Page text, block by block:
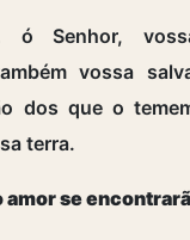
ó Senhor,
vossa
dos que o
terra.
amor se